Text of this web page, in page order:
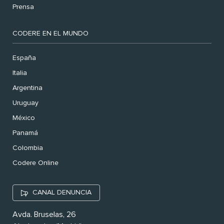
Prensa
CODERE EN EL MUNDO
España
Italia
Argentina
Uruguay
México
Panamá
Colombia
Codere Online
CANAL DENUNCIA
Avda. Bruselas, 26